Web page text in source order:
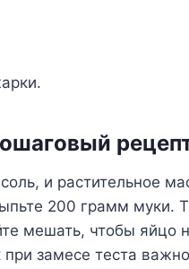
и растительное
200 грамм муки.
мешать, чтобы яйцо
при замесе теста